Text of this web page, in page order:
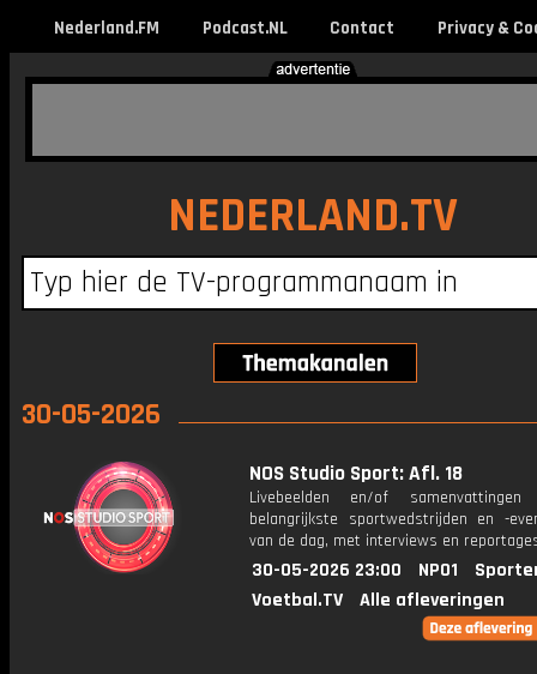
Nederland.FM Podcast.NL Contact Privacy &
NEDERLAND.TV
30-05-2026
NOS Studio Sport: Afl. 18
Livebeelden en/of
belangrijkste sportwedstrijden en -
van de dag, met interviews en
30-05-2026 23:00 NPO1
Voetbal.TV
Alle afleveringen